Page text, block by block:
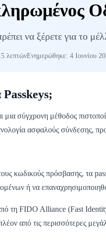
να ξέρετε για το
λεπτώνΕνημερώθηκε: 4 Ιουνίου
Passkeys;
μια σύγχρονη μέθοδος
ασφαλούς σύνδεσης,
κωδικούς πρόσβασης, τα
ή να
τη FIDO Alliance (Fast
από τις περισσότερες